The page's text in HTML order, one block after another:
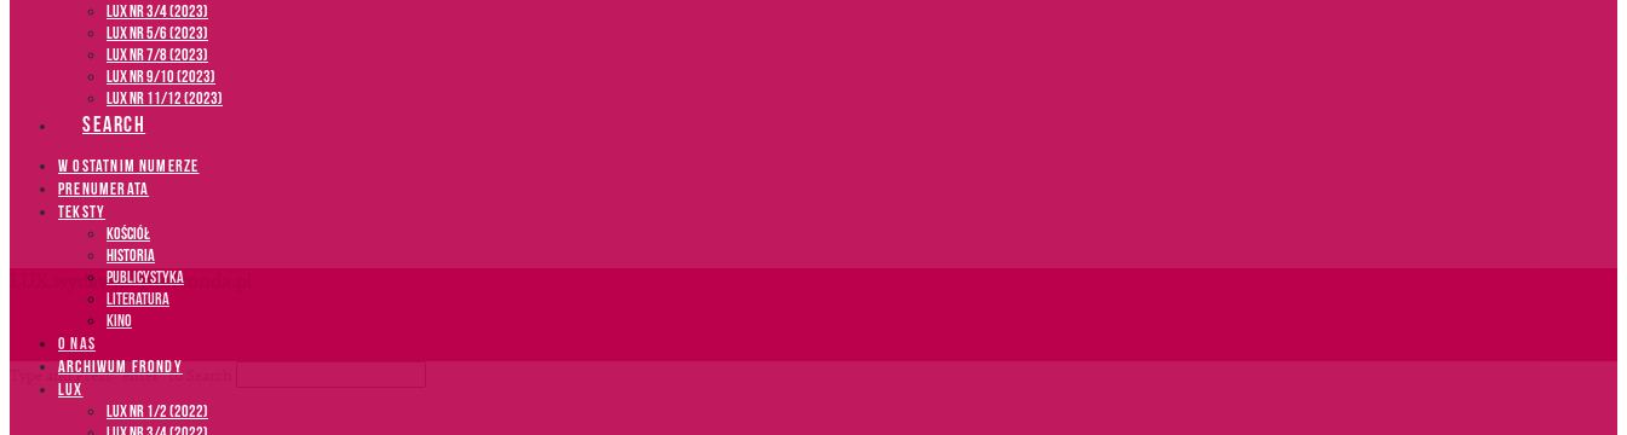
LUX NR 3/4 (2023)
LUX NR 5/6 (2023)
LUX NR 7/8 (2023)
LUX NR 9/10 (2023)
LUX NR 11/12 (2023)
SEARCH
W OSTATNIM NUMERZE
PRENUMERATA
TEKSTY
Kościół
Historia
Publicystyka
Literatura
Kino
O NAS
ARCHIWUM FRONDY
LUX
LUX NR 1/2 (2022)
LUX.wydawnictwofronda.pl
Type and Press “enter” to Search